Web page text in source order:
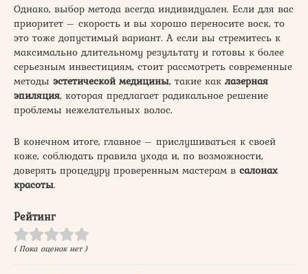
Однако, выбор метода всегда индивидуален. Если для вас
приоритет – скорость и вы хорошо переносите воск, то
это тоже допустимый вариант. А если вы стремитесь к
максимально длительному результату и готовы к более
серьезным инвестициям, стоит рассмотреть современные
методы эстетической медицины, такие как лазерная
эпиляция, которая предлагает радикальное решение
проблемы нежелательных волос.
В конечном итоге, главное – прислушиваться к своей
коже, соблюдать правила ухода и, по возможности,
доверять процедуру проверенным мастерам в салонах
красоты.
Рейтинг
( Пока оценок нет )